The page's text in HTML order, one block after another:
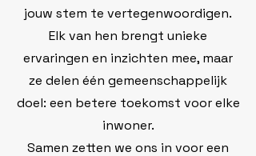
jouw stem te vertegenwoordigen.
Elk van hen brengt unieke
ervaringen en inzichten mee, maar
ze delen één gemeenschappelijk
doel: een betere toekomst voor elke
inwoner.
Samen zetten we ons in voor een